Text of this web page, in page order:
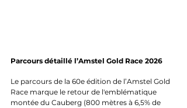
Parcours détaillé l’Amstel Gold Race 2026
Le parcours de la 60e édition de l’Amstel Gold
Race marque le retour de l'emblématique
montée du Cauberg (800 mètres à 6,5% de